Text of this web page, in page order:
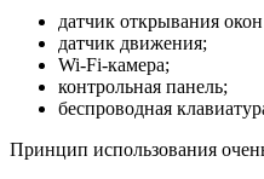
датчик открывания
датчик движения;
Wi-Fi-камера;
контрольная панель;
беспроводная
Принцип использования